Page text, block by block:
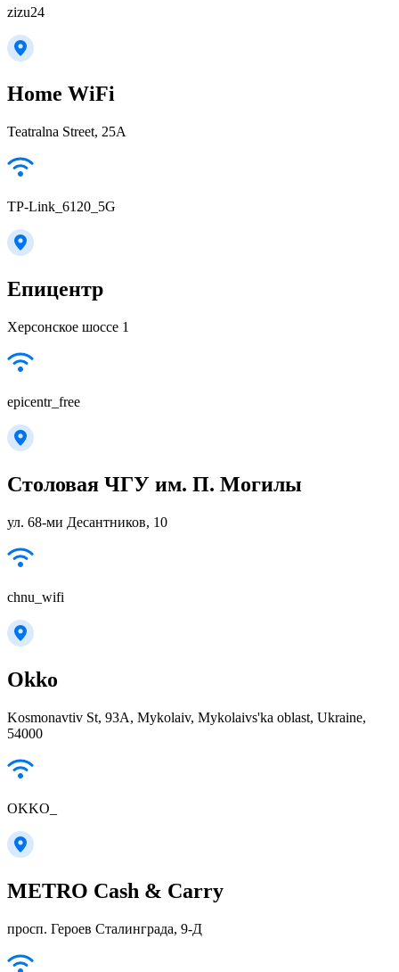
zizu24
Home WiFi
Teatralna Street, 25А
TP-Link_6120_5G
Епицентр
Херсонское шоссе 1
epicentr_free
Столовая ЧГУ им. П. Могилы
ул. 68-ми Десантников, 10
chnu_wifi
Okko
Kosmonavtiv St, 93А, Mykolaiv, Mykolaivs'ka oblast, Ukraine,
54000
OKKO_
METRO Cash & Carry
просп. Героев Сталинграда, 9-Д